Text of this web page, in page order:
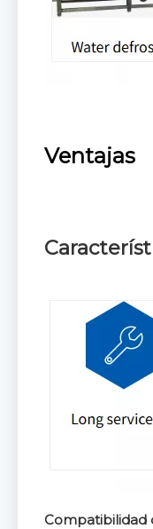
Ventajas
Compatibilidad